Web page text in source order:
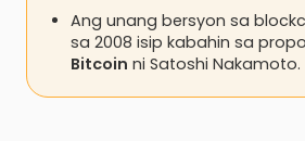
Ang unang bersyon sa
sa 2008 isip kabahin sa
Bitcoin ni Satoshi Nakamoto.